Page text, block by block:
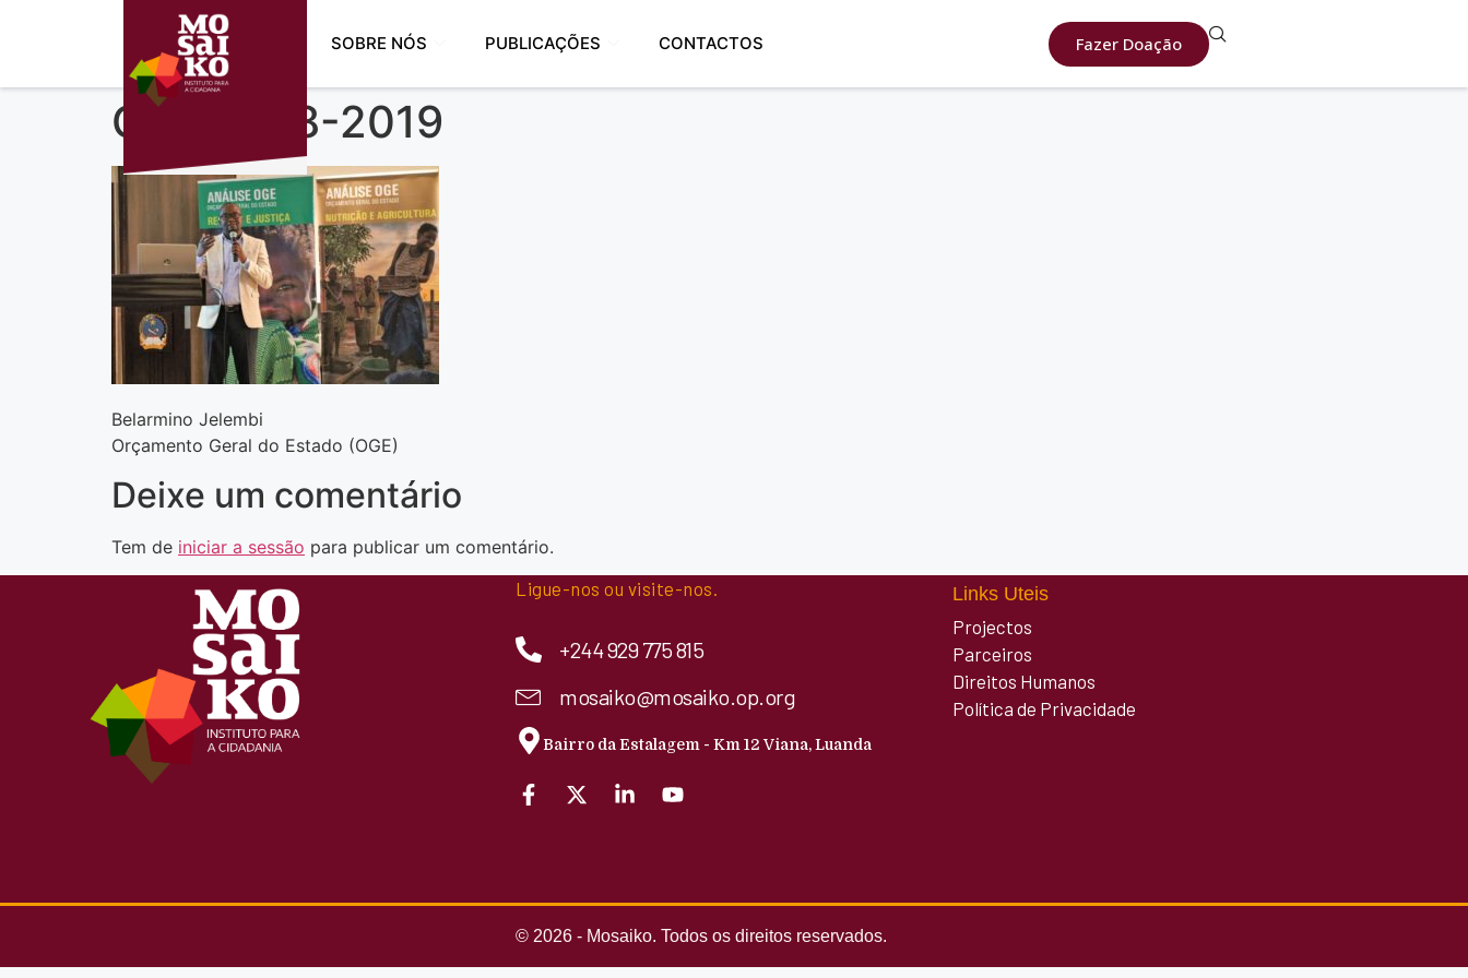
SOBRE NÓS PUBLICAÇÕES CONTACTOS Fazer Doação
OGE 2018-2019
Belarmino Jelembi
Orçamento Geral do Estado (OGE)
Deixe um comentário
Tem de iniciar a sessão para publicar um comentário.
Ligue-nos ou visite-nos.
+244 929 775 815
mosaiko@mosaiko.op.org
Bairro da Estalagem - Km 12 Viana, Luanda
Links Uteis
Projectos
Parceiros
Direitos Humanos
Política de Privacidade
© 2026 - Mosaiko. Todos os direitos reservados.